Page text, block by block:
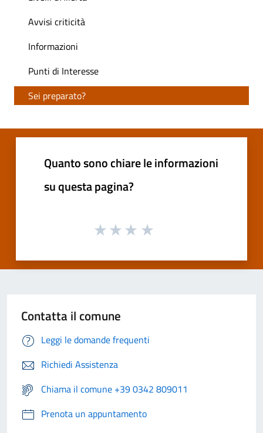
Avvisi criticità
Informazioni
Punti di Interesse
Sei preparato?
Quanto sono chiare le informazioni
su questa pagina?
Contatta il comune
Leggi le domande frequenti
Richiedi Assistenza
Chiama il comune +39 0342 809011
Prenota un appuntamento